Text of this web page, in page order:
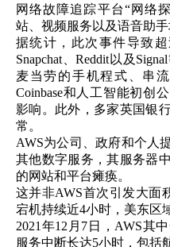
网络故障追踪平台“网络
站、视频服务以及语音助手
据统计，此次事件导致
Snapchat、Reddit以及
麦当劳的手机程式、串
Coinbase和人工智能初创
影响。此外，多家英国银
常。
AWS为公司、政府和个人
其他数字服务，其服务器
的网站和平台瘫痪。
这并非AWS首次引发大面
宕机持续近4小时，美东区
2021年12月7日，AWS其
服务中断长达5小时，包括